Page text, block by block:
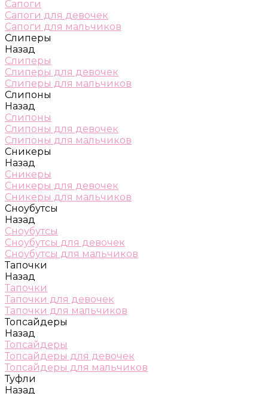
Сапоги
Сапоги для девочек
Сапоги для мальчиков
Слиперы
Назад
Слиперы
Слиперы для девочек
Слиперы для мальчиков
Слипоны
Назад
Слипоны
Слипоны для девочек
Слипоны для мальчиков
Сникеры
Назад
Сникеры
Сникеры для девочек
Сникеры для мальчиков
Сноубутсы
Назад
Сноубутсы
Сноубутсы для девочек
Сноубутсы для мальчиков
Тапочки
Назад
Тапочки
Тапочки для девочек
Тапочки для мальчиков
Топсайдеры
Назад
Топсайдеры
Топсайдеры для девочек
Топсайдеры для мальчиков
Туфли
Назад